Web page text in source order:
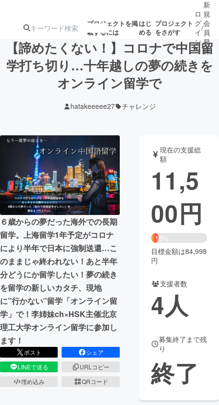
プロジェクトを掲
載するには
はじ
める
プロジェクト
をさがす
注目のリ 注目の新着プロ募集終了が近いプ
テクノロジー・ガジェット
映像・映画 書籍・雑誌
ビジネス・起業 チャレンジ
まちづくり・地域活性化
CAMPFIRE for Social Good
CAMPFIRE Creation
CAMPFIREふるさと納税machi-ya コミュニティ
ロ
グ
イ
ン
/
新
規
会
員
登
録
【諦めたくない！】コロナで中国留
学打ち切り…十年越しの夢の続きを
オンライン留学で
hatakeeeee27 チャレンジ
６歳からの夢だった海外での長期
留学。上海留学1年予定がコロナ
により半年で日本に強制送還…こ
のままじゃ終われない！あと半年
分どうにか留学したい！夢の続き
を留学の新しいカタチ、現地
に”行かない”留学「オンライン留
学」で！李姉妹ch×HSK主催北京
理工大学オンライン留学に参加し
ます！
ポスト
シェア
LINEで送る
URLコピー
埋め込み
QRコード
現在の支援総
額
11,5
00円
13%
目標金額は84,998
円
支援者数
4人
募集終了まで残
り
終了